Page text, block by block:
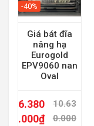
-40%
Giá bát đĩa
nâng hạ
Eurogold
EPV9060 nan
Oval
10.63
0.000
6.380
.000₫